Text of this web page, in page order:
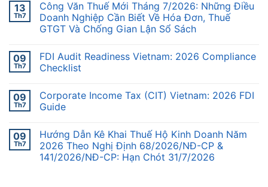
13
Th7
Công Văn Thuế Mới Tháng 7/2026: Những Điều
Doanh Nghiệp Cần Biết Về Hóa Đơn, Thuế
GTGT Và Chống Gian Lận Sổ Sách
09
Th7
FDI Audit Readiness Vietnam: 2026 Compliance
Checklist
09
Th7
Corporate Income Tax (CIT) Vietnam: 2026 FDI
Guide
09
Th7
Hướng Dẫn Kê Khai Thuế Hộ Kinh Doanh Năm
2026 Theo Nghị Định 68/2026/NĐ-CP &
141/2026/NĐ-CP: Hạn Chót 31/7/2026